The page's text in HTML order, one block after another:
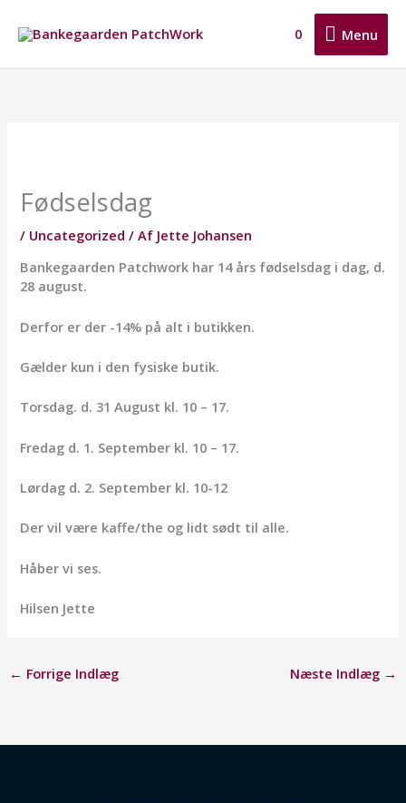
indholdet
Menu
Menu
0
Fødselsdag
/ Uncategorized / Af Jette Johansen
Bankegaarden Patchwork har 14 års fødselsdag i dag, d.
28 august.
Derfor er der -14% på alt i butikken.
Gælder kun i den fysiske butik.
Torsdag. d. 31 August kl. 10 – 17.
Fredag d. 1. September kl. 10 – 17.
Lørdag d. 2. September kl. 10-12
Der vil være kaffe/the og lidt sødt til alle.
Håber vi ses.
Hilsen Jette
← Forrige Indlæg Næste Indlæg →